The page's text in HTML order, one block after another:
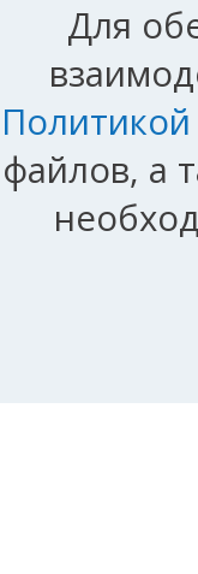
Для
файлов, а